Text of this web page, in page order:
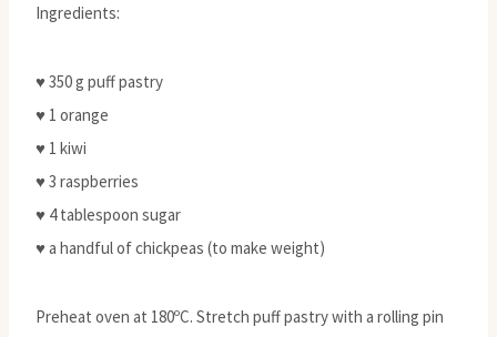
Ingredients:
♥ 350 g puff pastry
♥ 1 orange
♥ 1 kiwi
♥ 3 raspberries
♥ 4 tablespoon sugar
♥ a handful of chickpeas (to make weight)
Preheat oven at 180ºC. Stretch puff pastry with a rolling pin